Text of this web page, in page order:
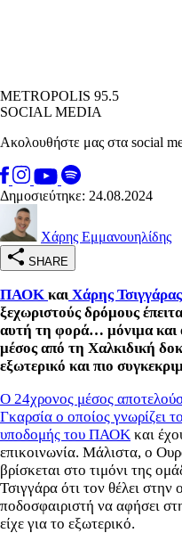
METROPOLIS 95.5
SOCIAL MEDIA
Ακολουθήστε μας στα social
Δημοσιεύτηκε: 24.08.2024
Χάρης Εμμανουηλίδης
SHARE
ΠΑΟΚ καιΧάρης Τσιγγάρας
ξεχωριστούς δρόμους
αυτή τη φορά… μόνιμα και
μέσος από τη Χαλκιδική
εξωτερικό και πιο
Ο 24χρονος μέσος
Γκαρσία ο οποίος γνωρίζει
υποδομής του ΠΑΟΚ και
επικοινωνία. Μάλιστα, ο
βρίσκεται στο τιμόνι της
Τσιγγάρα ότι τον θέλει
ποδοσφαιριστή να αφήσει
είχε για το εξωτερικό.